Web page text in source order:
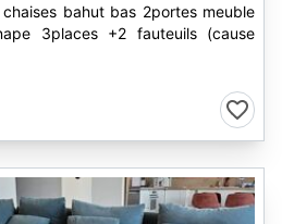
bahut bas 2portes meuble
3places +2 fauteuils (cause